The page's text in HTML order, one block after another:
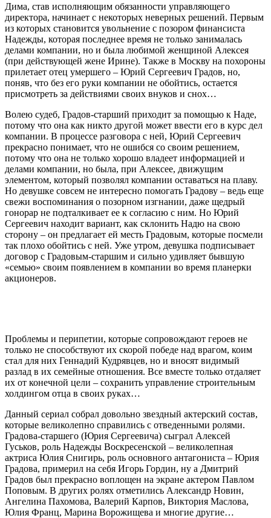
Дима, став исполняющим обязанности управляющего
директора, начинает с некоторых неверных решений. Первым
из которых становится увольнение с позором финансиста
Надежды, которая последнее время не только занималась
делами компании, но и была любимой женщиной Алексея
(при действующей жене Ирине). Также в Москву на похороны
прилетает отец умершего – Юрий Сергеевич Градов, но,
поняв, что без его руки компании не обойтись, остается
присмотреть за действиями своих внуков и снох…
Волею судеб, Градов-старший приходит за помощью к Наде,
потому что она как никто другой может ввести его в курс дел
компании. В процессе разговора с ней, Юрий Сергеевич
прекрасно понимает, что не ошибся со своим решением,
потому что она не только хорошо владеет информацией и
делами компании, но была, при Алексее, движущим
элементом, который позволял компании оставаться на плаву.
Но девушке совсем не интересно помогать Градову – ведь еще
свежи воспоминания о позорном изгнании, даже щедрый
гонорар не подталкивает ее к согласию с ним. Но Юрий
Сергеевич находит вариант, как склонить Надю на свою
сторону – он предлагает ей месть Градовым, которые посмели
так плохо обойтись с ней. Уже утром, девушка подписывает
договор с Градовым-старшим и сильно удивляет бывшую
«семью» своим появлением в компании во время планерки
акционеров.
Проблемы и перипетии, которые сопровождают героев не
только не способствуют их скорой победе над врагом, коим
стал для них Геннадий Кудрявцев, но и вносят видимый
разлад в их семейные отношения. Все вместе только отдаляет
их от конечной цели – сохранить управление строительным
холдингом отца в своих руках…
Данный сериал собрал довольно звездный актерский состав,
которые великолепно справились с отведенными ролями.
Градова-старшего (Юрия Сергеевича) сыграл Алексей
Гуськов, роль Надежды Воскресенской – великолепная
актриса Юлия Снигирь, роль основного антагониста – Юрия
Градова, примерил на себя Игорь Гордин, ну а Дмитрий
Градов был прекрасно воплощен на экране актером Павлом
Поповым. В других ролях отметились Александр Новин,
Ангелина Пахомова, Валерий Карпов, Виктория Маслова,
Юлия Франц, Марина Ворожищева и многие другие…